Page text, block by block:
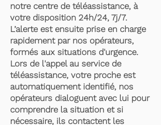
notre centre de téléassistance, à
votre disposition 24h/24, 7j/7.
L’alerte est ensuite prise en charge
rapidement par nos opérateurs,
formés aux situations d'urgence.
Lors de l'appel au service de
téléassistance, votre proche est
automatiquement identifié, nos
opérateurs dialoguent avec lui pour
comprendre la situation et si
nécessaire, ils contactent les